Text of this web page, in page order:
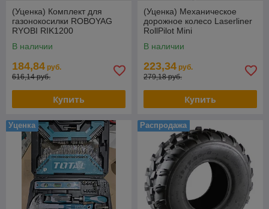
(Уценка) Комплект для
газонокосилки ROBOYAG
RYOBI RIK1200
В наличии
184,84 руб.
616,14 руб.
Купить
(Уценка) Механическое
дорожное колесо Laserliner
RollPilot Mini
В наличии
223,34 руб.
279,18 руб.
Купить
Уценка Распродажа